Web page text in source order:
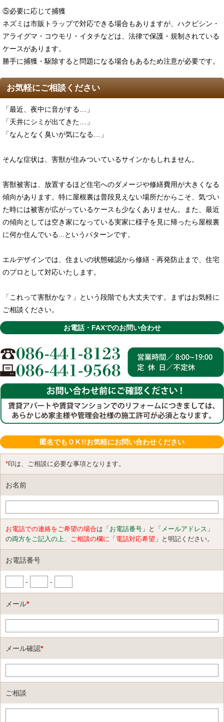
⑤必要に応じて捕獲
ネズミは市販トラップで対応できる場合もありますが、ハクビシン・
アライグマ・コウモリ・イタチなどは、法律で保護・規制されている
ケースがあります。
勝手に捕獲・駆除すると問題になる場合もあるため注意が必要です。
お気軽にご相談ください
「最近、夜中に音がする…」
「天井にシミが出てきた…」
「なんとなく臭いが気になる…」
そんな症状は、害獣が住みついているサインかもしれません。
害獣被害は、放置するほど住宅へのダメージや修繕費用が大きくなる
傾向があります。特に屋根裏は普段見えない場所だからこそ、気づい
た時には被害が広がっているケースも少なくありません。また、最近
の傾向としては空き家になっている実家に様子を見に帰ったら屋根裏
に何か住んでいる...というパターンです。
エルデザインでは、住まいの状態確認から修繕・再発防止まで、住宅
のプロとして対応いたします。
「これって害獣かな？」という段階でも大丈夫です。まずはお気軽に
ご相談ください。
お電話・FAXでのお問い合わせ
匿名でもＯＫ!!お気軽にお問い合わせください
*印は、ご相談に必要な事項となります。
お名前
お電話での連絡をご希望の場合は「 お電話番号 」と「 メールアドレス 」
の両方をご記入の上、 ご相談の欄に 「 電話対応希望 」と明記ください。
お電話番号
- -
メール*
メール確認*
ご相談